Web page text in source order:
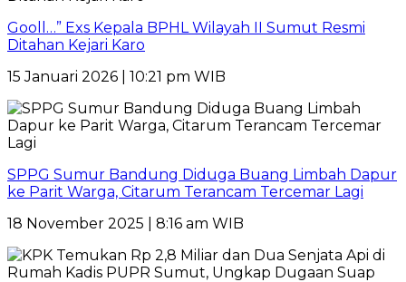
Gooll…” Exs Kepala BPHL Wilayah II Sumut Resmi
Ditahan Kejari Karo
15 Januari 2026 | 10:21 pm WIB
SPPG Sumur Bandung Diduga Buang Limbah Dapur
ke Parit Warga, Citarum Terancam Tercemar Lagi
18 November 2025 | 8:16 am WIB